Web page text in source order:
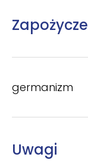
germanizm
Uwagi